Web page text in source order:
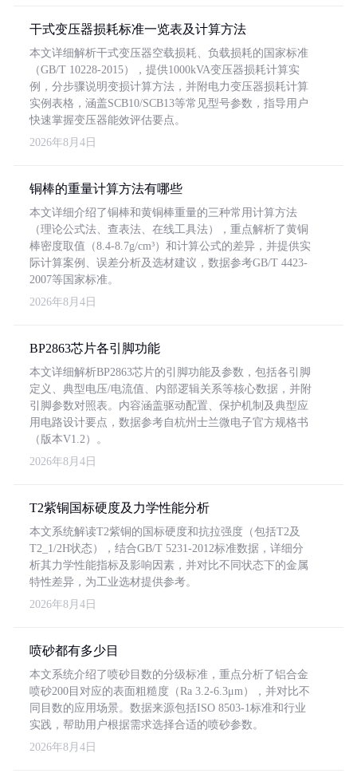
干式变压器损耗标准一览表及计算方法
本文详细解析干式变压器空载损耗、负载损耗的国家标准
（GB/T 10228-2015），提供1000kVA变压器损耗计算实
例，分步骤说明变损计算方法，并附电力变压器损耗计算
实例表格，涵盖SCB10/SCB13等常见型号参数，指导用户
快速掌握变压器能效评估要点。
2026年8月4日
铜棒的重量计算方法有哪些
本文详细介绍了铜棒和黄铜棒重量的三种常用计算方法
（理论公式法、查表法、在线工具法），重点解析了黄铜
棒密度取值（8.4-8.7g/cm³）和计算公式的差异，并提供实
际计算案例、误差分析及选材建议，数据参考GB/T 4423-
2007等国家标准。
2026年8月4日
BP2863芯片各引脚功能
本文详细解析BP2863芯片的引脚功能及参数，包括各引脚
定义、典型电压/电流值、内部逻辑关系等核心数据，并附
引脚参数对照表。内容涵盖驱动配置、保护机制及典型应
用电路设计要点，数据参考自杭州士兰微电子官方规格书
（版本V1.2）。
2026年8月4日
T2紫铜国标硬度及力学性能分析
本文系统解读T2紫铜的国标硬度和抗拉强度（包括T2及
T2_1/2H状态），结合GB/T 5231-2012标准数据，详细分
析其力学性能指标及影响因素，并对比不同状态下的金属
特性差异，为工业选材提供参考。
2026年8月4日
喷砂都有多少目
本文系统介绍了喷砂目数的分级标准，重点分析了铝合金
喷砂200目对应的表面粗糙度（Ra 3.2-6.3μm），并对比不
同目数的应用场景。数据来源包括ISO 8503-1标准和行业
实践，帮助用户根据需求选择合适的喷砂参数。
2026年8月4日